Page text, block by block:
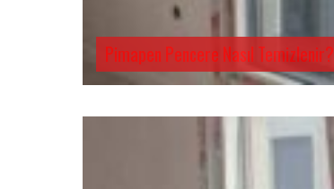
Pimapen Pencere Nasıl Temizlenir?